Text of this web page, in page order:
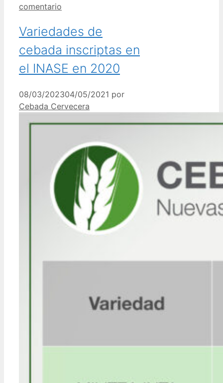
comentario
Variedades de
cebada inscriptas en
el INASE en 2020
08/03/202304/05/2021 por
Cebada Cervecera